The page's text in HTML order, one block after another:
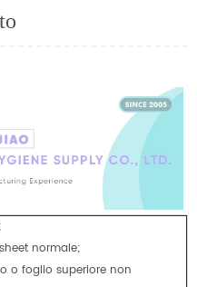
normale;
o foglio superiore non